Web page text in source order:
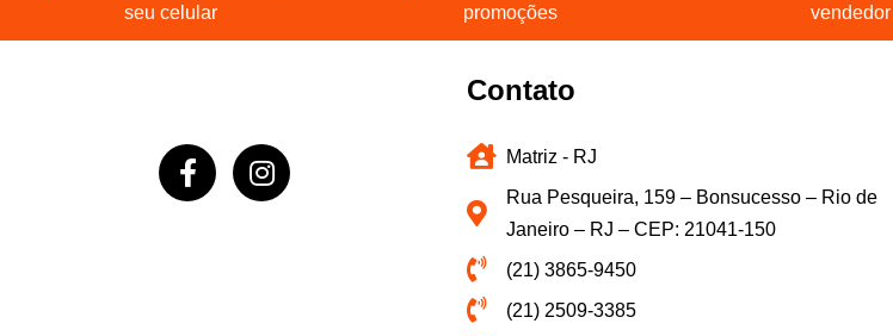
seu celular
promoções
vendedor
Contato
Matriz - RJ
Rua Pesqueira, 159 – Bonsucesso – Rio de
Janeiro – RJ – CEP: 21041-150
(21) 3865-9450
(21) 2509-3385